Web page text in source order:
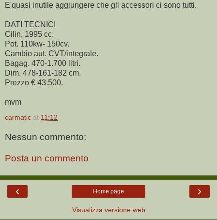
E'quasi inutile aggiungere che gli accessori ci sono tutti.
DATI TECNICI
Cilin. 1995 cc.
Pot. 110kw- 150cv.
Cambio aut. CVT/integrale.
Bagag. 470-1.700 litri.
Dim. 478-161-182 cm.
Prezzo € 43.500.
mvm
carmatic at 11:12
Nessun commento:
Posta un commento
‹ ›
Home page
Visualizza versione web